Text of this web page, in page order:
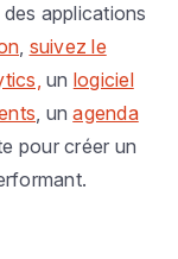
applications
, suivez le
un logiciel
, unagenda
pour créer un